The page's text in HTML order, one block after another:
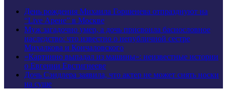
День рождения Михаила Горшенева отпразднуют на
“Live Арене” в Москве
Муж загадочно умер, а дочь присвоила баснословное
наследство: что известно о непубличной сестре
Михалкова и Кончаловского
«Картинно выпадал из машины»: неизвестные истории
о Евгении Евстигнееве
Дочь Сэндлера заявила, что актер не может снять носки
на суше